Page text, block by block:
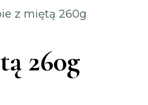
z miętą 260g
260g